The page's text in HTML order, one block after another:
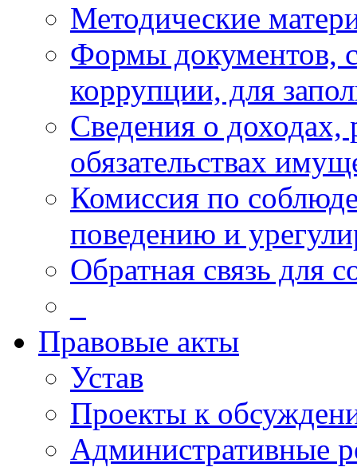
Методические
Формы документов,
коррупции, для
Сведения о доходах,
обязательствах
Комиссия по
поведению и
Обратная связь для
Правовые акты
Устав
Проекты к
Административные